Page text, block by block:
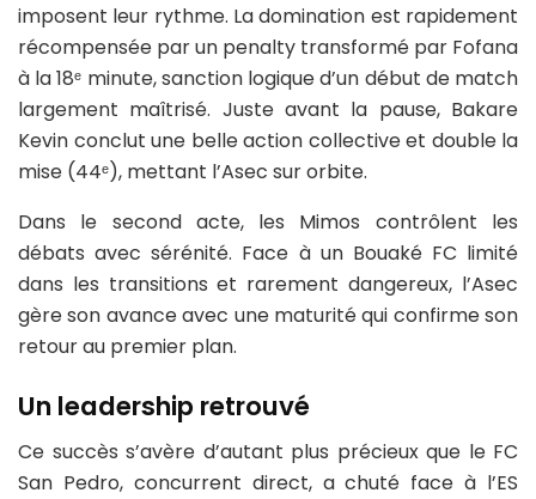
imposent leur rythme. La domination est rapidement
récompensée par un penalty transformé par Fofana
à la 18ᵉ minute, sanction logique d’un début de match
largement maîtrisé. Juste avant la pause, Bakare
Kevin conclut une belle action collective et double la
mise (44ᵉ), mettant l’Asec sur orbite.
Dans le second acte, les Mimos contrôlent les
débats avec sérénité. Face à un Bouaké FC limité
dans les transitions et rarement dangereux, l’Asec
gère son avance avec une maturité qui confirme son
retour au premier plan.
Un leadership retrouvé
Ce succès s’avère d’autant plus précieux que le FC
San Pedro, concurrent direct, a chuté face à l’ES